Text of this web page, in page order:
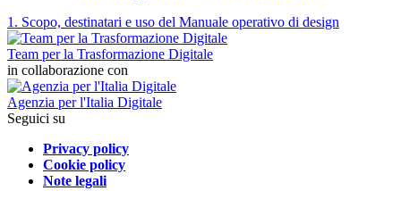
1. Scopo, destinatari e uso del Manuale operativo di design
Team per la Trasformazione Digitale
in collaborazione con
Agenzia per l'Italia Digitale
Seguici su
Privacy policy
Cookie policy
Note legali